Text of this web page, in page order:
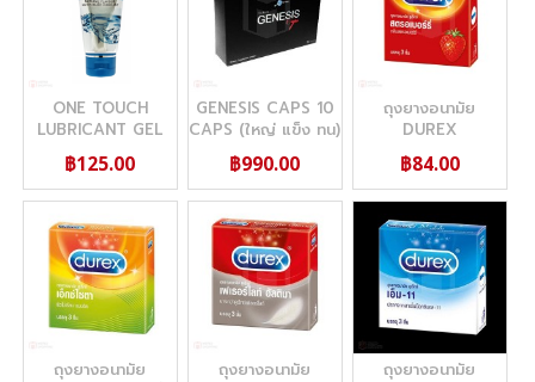
ONE TOUCH
LUBRICANT GEL
PERSONAL
NATURAL 75 ML (เจ
ลหล่อลื่นวันทัชกลิ่น
฿125.00
GENESIS CAPS 10
CAPS (ใหญ่ แข็ง ทน)
฿990.00
ถุงยางอนามัย
DUREX
STRAWBERRY (กลิ่น
หอม)
฿84.00
ถุงยางอนามัย
ถุงยางอนามัย
ถุงยางอนามัย